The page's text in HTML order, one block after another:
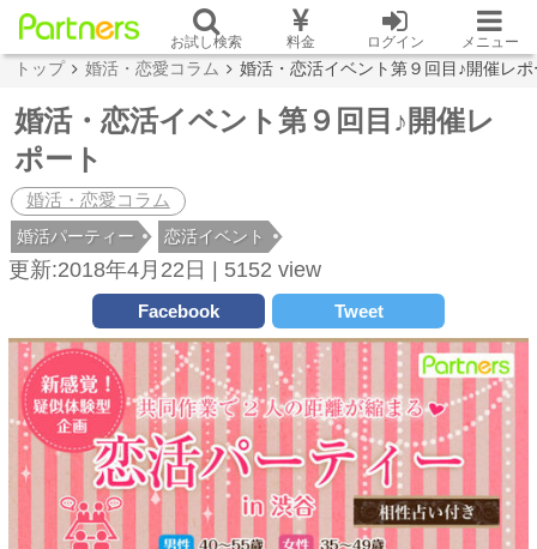
お試し検索 料金 ログイン メニュー
トップ 婚活・恋愛コラム 婚活・恋活イベント第９回目♪開催レポ
婚活・恋活イベント第９回目♪開催レ
ポート
婚活・恋愛コラム
婚活パーティー 恋活イベント
更新:2018年4月22日 | 5152 view
Facebook Tweet